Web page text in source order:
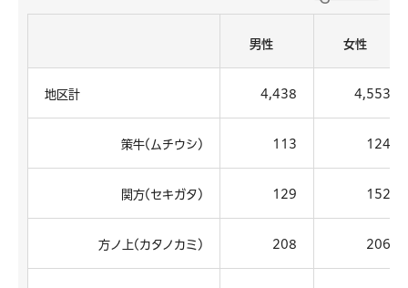
男性 女性
地区計 4,438 4,553
策牛(ムチウシ) 113 124
関方(セキガタ) 129 152
方ノ上(カタノカミ) 208 206